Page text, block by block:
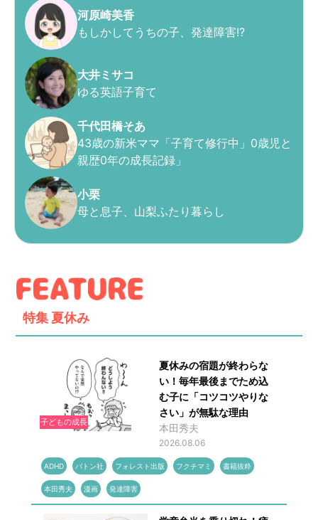
河原崎美香
もしかしてうちの子、発達障害!?
大井ミサコ
ゆる英語子育て
千代田橋そあ
43歳の新米ママ「子育て修行中」0歳児と
親歴0年の成長記録」
小栗
母と息子、山梨ふたり暮らし
特集 夏休み
子どもの成長
夏休みの宿題が終わらな
い！毎年最後までため込
む子に「コツコツやりな
さい」が無駄な理由
本田秀夫
2026.08.06
ADHD バトン社 フォレスト出版 フクチマミ 書籍抜粋
本田秀夫 漫画 発達障害